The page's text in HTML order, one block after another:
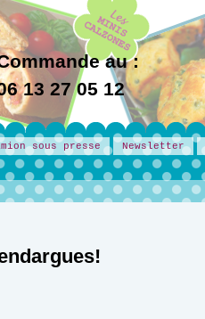
au :
13 27 05 12
sous presse Newsletter